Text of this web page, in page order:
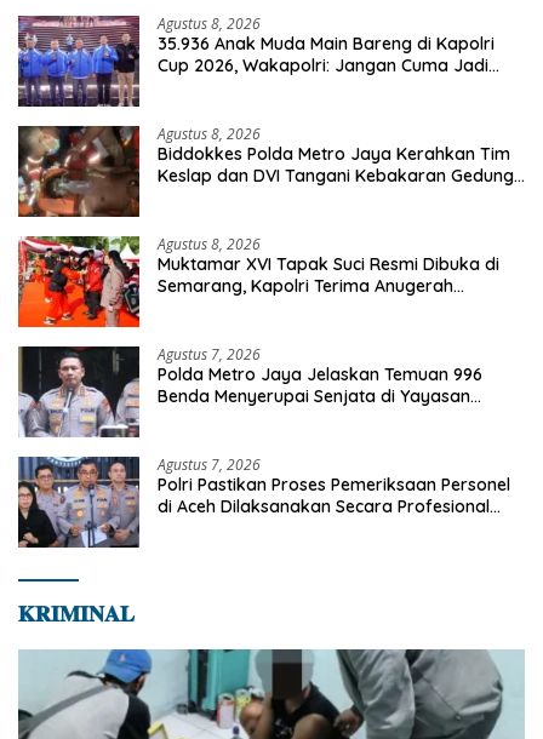
Agustus 8, 2026
35.936 Anak Muda Main Bareng di Kapolri
Cup 2026, Wakapolri: Jangan Cuma Jadi
Agustus 8, 2026
Biddokkes Polda Metro Jaya Kerahkan Tim
Keslap dan DVI Tangani Kebakaran Gedung
Agustus 8, 2026
Muktamar XVI Tapak Suci Resmi Dibuka di
Semarang, Kapolri Terima Anugerah
Agustus 7, 2026
Polda Metro Jaya Jelaskan Temuan 996
Benda Menyerupai Senjata di Yayasan
Agustus 7, 2026
Polri Pastikan Proses Pemeriksaan Personel
di Aceh Dilaksanakan Secara Profesional
𝐊𝐑𝐈𝐌𝐈𝐍𝐀𝐋